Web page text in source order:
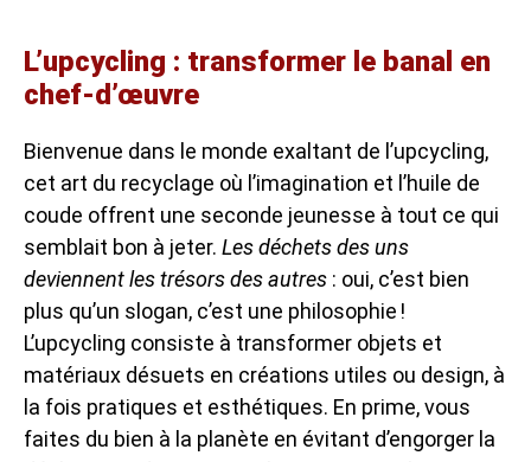
L’upcycling : transformer le banal en
chef-d’œuvre
Bienvenue dans le monde exaltant de l’upcycling,
cet art du recyclage où l’imagination et l’huile de
coude offrent une seconde jeunesse à tout ce qui
semblait bon à jeter. Les déchets des uns
deviennent les trésors des autres : oui, c’est bien
plus qu’un slogan, c’est une philosophie !
L’upcycling consiste à transformer objets et
matériaux désuets en créations utiles ou design, à
la fois pratiques et esthétiques. En prime, vous
faites du bien à la planète en évitant d’engorger la